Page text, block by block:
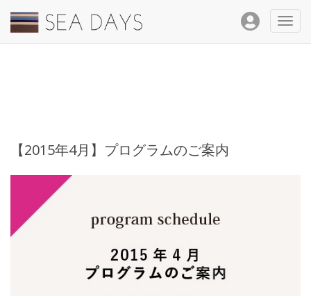
【2015年4月】プログラムのご案内